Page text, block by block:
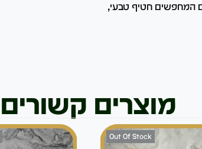
המחפשים חטיף טבעי,
מוצרים קשורים
Out Of Stock